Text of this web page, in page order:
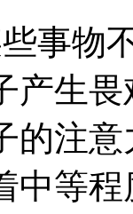
物不
产生
的注
中等